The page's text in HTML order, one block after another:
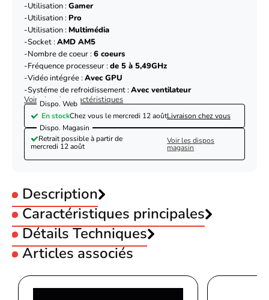
Utilisation :Gamer
Utilisation : Pro
Utilisation : Multimédia
Socket :AMD AM5
Nombre de coeur :6 coeurs
Fréquence processeur :de 5 à 5,49GHz
Vidéo intégrée :Avec GPU
Systéme de refroidissement :Avec ventilateur
Voir plus de caractéristiques
Dispo. Web
En stockChez vous le mercredi 12 aoûtLivraison chez vous
Dispo. Magasin
Retrait possible à partir de
mercredi 12 août
Voir les dispos
magasin
Description
AMD Ryzen 5 9600 - 5.2GHz/38Mo/AM5/BOX
Caractéristiques principales
Gamme processeur :AMD Ryzen 5
Utilisation :Bureautique
Utilisation :Gamer
Utilisation :Multimédia
Socket :AMD AM5
Détails Techniques
Processeur
Génération de
Articles associés